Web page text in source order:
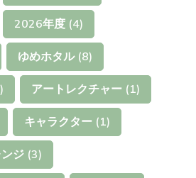
2026年度 (4)
ゆめホタル(8)
アートレクチャー (1)
キャラクター (1)
ジ (3)